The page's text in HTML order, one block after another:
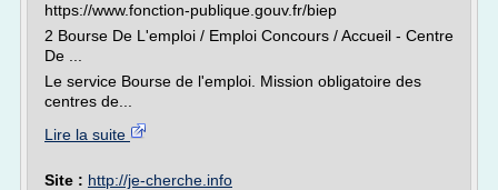
https://www.fonction-publique.gouv.fr/biep
2 Bourse De L'emploi / Emploi Concours / Accueil - Centre
De ...
Le service Bourse de l'emploi. Mission obligatoire des
centres de...
Lire la suite
Site : http://je-cherche.info